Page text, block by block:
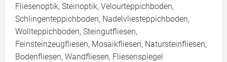
Fliesenoptik, Steinoptik, Velourteppichboden,
Schlingenteppichboden, Nadelvliesteppichboden,
Wollteppichboden, Steingutfliesen,
Feinsteinzeugfliesen, Mosaikfliesen, Natursteinfliesen,
Bodenfliesen, Wandfliesen, Fliesenspiegel